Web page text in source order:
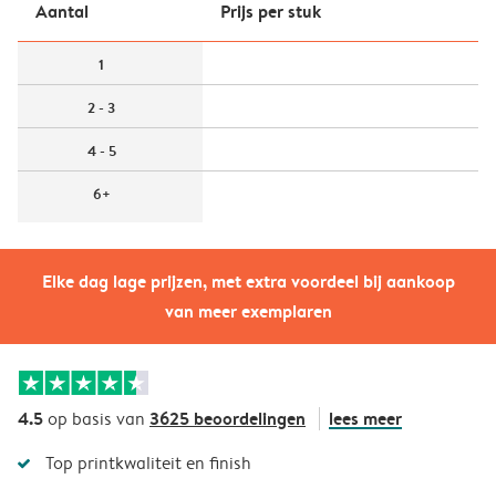
Elke dag lage prijzen, met extra voordeel bij aankoop
van meer exemplaren
Aantal Prijs per stuk
1
2 - 3
4 - 5
6+
4.5op basis van 3625 beoordelingen lees meer
Top printkwaliteit en finish